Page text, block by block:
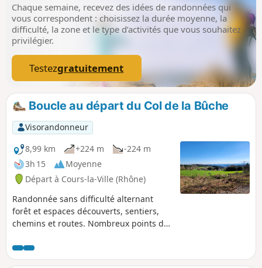
Chaque semaine, recevez des idées de randonnées qui
vous correspondent : choisissez la durée moyenne, la
difficulté, la zone et le type d’activités que vous souhaitez
privilégier.
Testezgratuitement
Boucle au départ du Col de la Bûche
Visorandonneur
8,99 km
+224 m
-224 m
3h 15
Moyenne
Départ à Cours-la-Ville (Rhône)
Randonnée sans difficulté alternant
forêt et espaces découverts, sentiers,
chemins et routes. Nombreux points de
jusqu'aux Monts de la Madeleine et du
Forez. À noter qu'une partie du